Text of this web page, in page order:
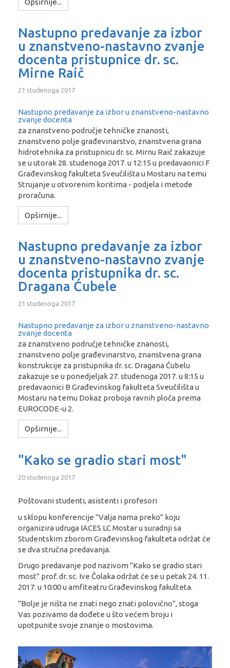
Nastupno predavanje za izbor
u znanstveno-nastavno zvanje
docenta pristupnice dr. sc.
Mirne Raič
21 studenoga 2017
Nastupno predavanje za izbor u znanstveno-nastavno
zvanje docenta
za znanstveno područje tehničke znanosti,
znanstveno polje građevinarstvo, znanstvena grana
hidrotehnika za pristupnicu dr. sc. Mirnu Raič zakazuje
se u utorak 28. studenoga 2017. u 12:15 u predavaonici F
Građevinskog fakulteta Sveučilišta u Mostaru na temu
Strujanje u otvorenim koritima - podjela i metode
proračuna.
Opširnije...
Nastupno predavanje za izbor
u znanstveno-nastavno zvanje
docenta pristupnika dr. sc.
Dragana Ćubele
21 studenoga 2017
Nastupno predavanje za izbor u znanstveno-nastavno
zvanje docenta
za znanstveno područje tehničke znanosti,
znanstveno polje građevinarstvo, znanstvena grana
konstrukcije za pristupnika dr. sc. Dragana Ćubelu
zakazuje se u ponedjeljak 27. studenoga 2017. u 8:15 u
predavaonici B Građevinskog fakulteta Sveučilišta u
Mostaru na temu Dokaz proboja ravnih ploča prema
EUROCODE-u 2.
Opširnije...
"Kako se gradio stari most"
20 studenoga 2017
Poštovani studenti, asistenti i profesori
u sklopu konferencije "Valja nama preko" koju
organizira udruga IACES LC Mostar u suradnji sa
Studentskim zborom Građevinskog fakulteta održat će
se dva stručna predavanja.
Drugo predavanje pod nazivom "Kako se gradio stari
most" prof. dr. sc. Ive Čolaka održat će se u petak 24. 11.
2017. u 10:00 u amfiteatru Građevinskog fakulteta.
"Bolje je ništa ne znati nego znati polovično", stoga
Vas pozivamo da dođete u što većem broju i
upotpunite svoje znanje o mostovima.